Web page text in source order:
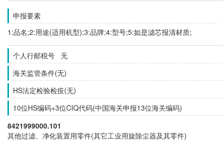
申报要素
1:品名;2:用途(适用机型);3:品牌;4:型号;5:如是滤芯报清材质;
个人行邮税号 无
海关监管条件(无)
HS法定检验检疫(无)
10位HS编码+3位CIQ代码(中国海关申报13位海关编码)
8421999000.101
其他过滤、净化装置用零件(其它工业用旋除尘器及其零件)